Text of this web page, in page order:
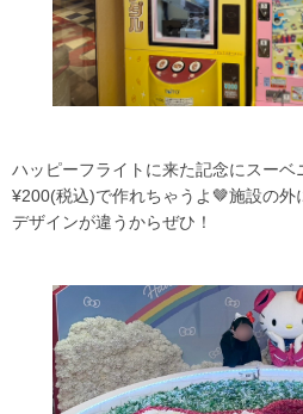
ハッピーフライトに来た記念にスー
¥200(税込)で作れちゃうよ🤎施設の外
デザインが違うからぜひ！